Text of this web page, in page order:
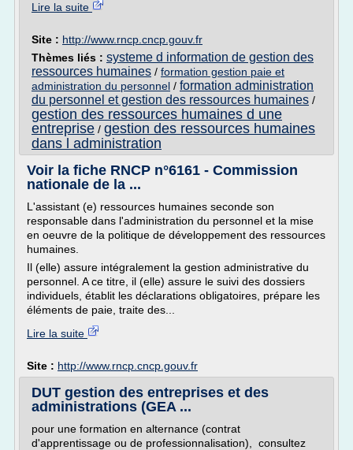
Lire la suite
Site : http://www.rncp.cncp.gouv.fr
Thèmes liés : systeme d information de gestion des
ressources humaines / formation gestion paie et
administration du personnel / formation administration
du personnel et gestion des ressources humaines /
gestion des ressources humaines d une
entreprise / gestion des ressources humaines
dans l administration
Voir la fiche RNCP n°6161 - Commission
nationale de la ...
L'assistant (e) ressources humaines seconde son
responsable dans l'administration du personnel et la mise
en oeuvre de la politique de développement des ressources
humaines.
Il (elle) assure intégralement la gestion administrative du
personnel. A ce titre, il (elle) assure le suivi des dossiers
individuels, établit les déclarations obligatoires, prépare les
éléments de paie, traite des...
Lire la suite
Site : http://www.rncp.cncp.gouv.fr
DUT gestion des entreprises et des
administrations (GEA ...
pour une formation en alternance (contrat
d'apprentissage ou de professionnalisation), consultez